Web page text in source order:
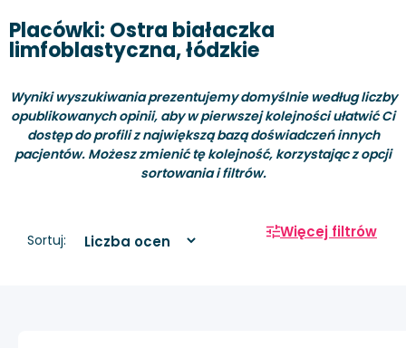
Placówki: Ostra białaczka
limfoblastyczna, łódzkie
Wyniki wyszukiwania prezentujemy domyślnie według liczby
opublikowanych opinii, aby w pierwszej kolejności ułatwić Ci
dostęp do profili z największą bazą doświadczeń innych
pacjentów. Możesz zmienić tę kolejność, korzystając z opcji
sortowania i filtrów.
Sortuj: Więcej filtrów